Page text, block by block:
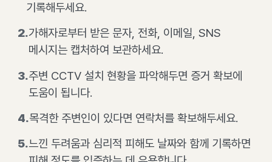
기록해두세요.
2.가해자로부터 받은 문자, 전화, 이메일, SNS
메시지는 캡처하여 보관하세요.
3.주변 CCTV 설치 현황을 파악해두면 증거 확보에
도움이 됩니다.
4.목격한 주변인이 있다면 연락처를 확보해두세요.
5.느낀 두려움과 심리적 피해도 날짜와 함께 기록하면